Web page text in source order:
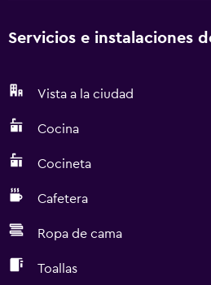
Servicios e instalaciones
Vista a la ciudad
Cocina
Cocineta
Cafetera
Ropa de cama
Toallas